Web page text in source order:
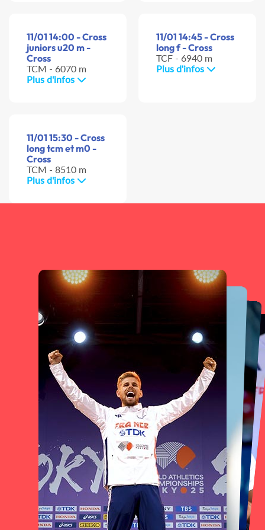
11/01 14:00 - Cross
juniors u20 m -
Cross
TCM - 6070 m
Plus d'infos
11/01 14:45 - Cross
long f - Cross
TCF - 6940 m
Plus d'infos
11/01 15:30 - Cross
long tcm et m0 -
Cross
TCM - 8510 m
Plus d'infos